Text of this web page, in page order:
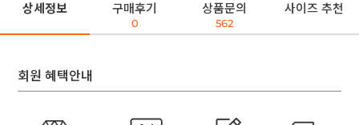
상세정보 구매후기
0
상품문의
562
사이즈 추천
회원 혜택안내